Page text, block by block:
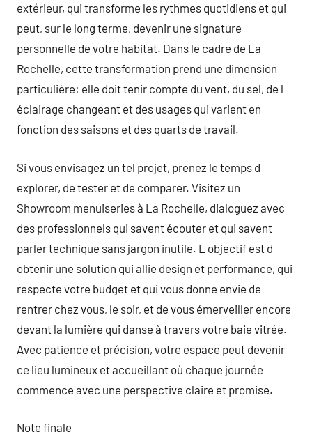
extérieur, qui transforme les rythmes quotidiens et qui
peut, sur le long terme, devenir une signature
personnelle de votre habitat. Dans le cadre de La
Rochelle, cette transformation prend une dimension
particulière: elle doit tenir compte du vent, du sel, de l
éclairage changeant et des usages qui varient en
fonction des saisons et des quarts de travail.
Si vous envisagez un tel projet, prenez le temps d
explorer, de tester et de comparer. Visitez un
Showroom menuiseries à La Rochelle, dialoguez avec
des professionnels qui savent écouter et qui savent
parler technique sans jargon inutile. L objectif est d
obtenir une solution qui allie design et performance, qui
respecte votre budget et qui vous donne envie de
rentrer chez vous, le soir, et de vous émerveiller encore
devant la lumière qui danse à travers votre baie vitrée.
Avec patience et précision, votre espace peut devenir
ce lieu lumineux et accueillant où chaque journée
commence avec une perspective claire et promise.
Note finale